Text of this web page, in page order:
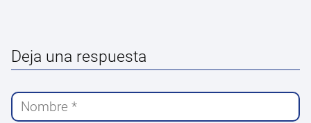
Deja una respuesta